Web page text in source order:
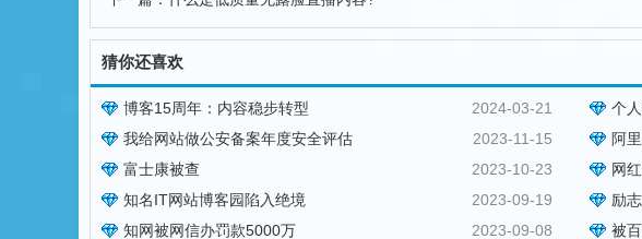
猜你还喜欢
2024-03-21
博客15周年：内容稳步转型
个
2023-11-15
我给网站做公安备案年度安全评估
阿
2023-10-23
富士康被查
网
2023-09-19
知名IT网站博客园陷入绝境
励
2023-09-08
知网被网信办罚款5000万 被